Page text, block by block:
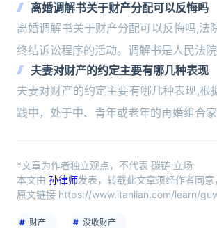
离婚调解书关于财产分配可以反悔吗
离婚调解书关于财产分配可以反悔吗,法
终结诉讼程序的活动。调解书是人民法
夫妻对财产的约定主要有哪几种表现
夫妻对财产的约定主要有哪几种表现,
践中，处于中、青年或老年的再婚组合
*文章为作者独立观点，不代表 碳链 立场
本文由 孙律师发表，转载此文章须经作者同
原文链接 https://www.itanlian.com/learn/
财产 没收财产